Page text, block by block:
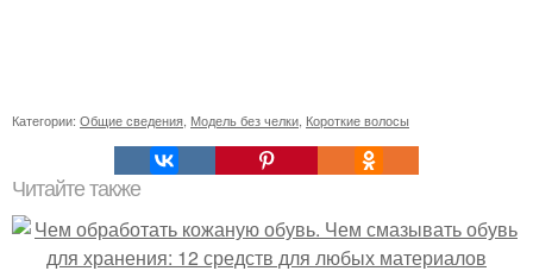
Категории: Общие сведения Модель без челки Короткие волосы
Читайте также